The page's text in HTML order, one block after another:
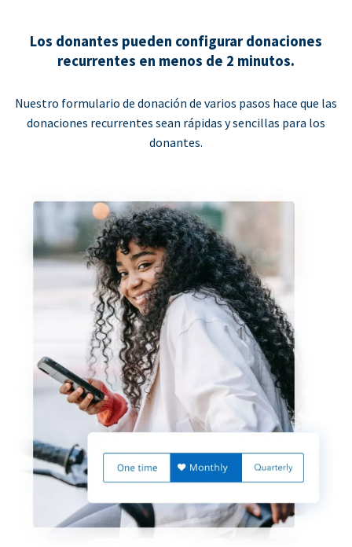
Los donantes pueden configurar donaciones
recurrentes en menos de 2 minutos.
Nuestro formulario de donación de varios pasos hace que las
donaciones recurrentes sean rápidas y sencillas para los
donantes.